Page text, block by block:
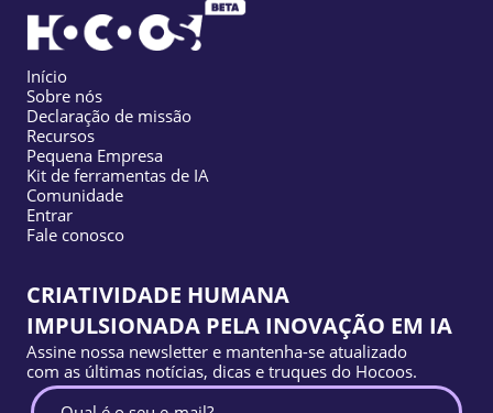
Início
Sobre nós
Declaração de missão
Recursos
Pequena Empresa
Kit de ferramentas de IA
Comunidade
Entrar
Fale conosco
CRIATIVIDADE HUMANA
IMPULSIONADA PELA INOVAÇÃO EM IA
Assine nossa newsletter e mantenha-se atualizado
com as últimas notícias, dicas e truques do Hocoos.